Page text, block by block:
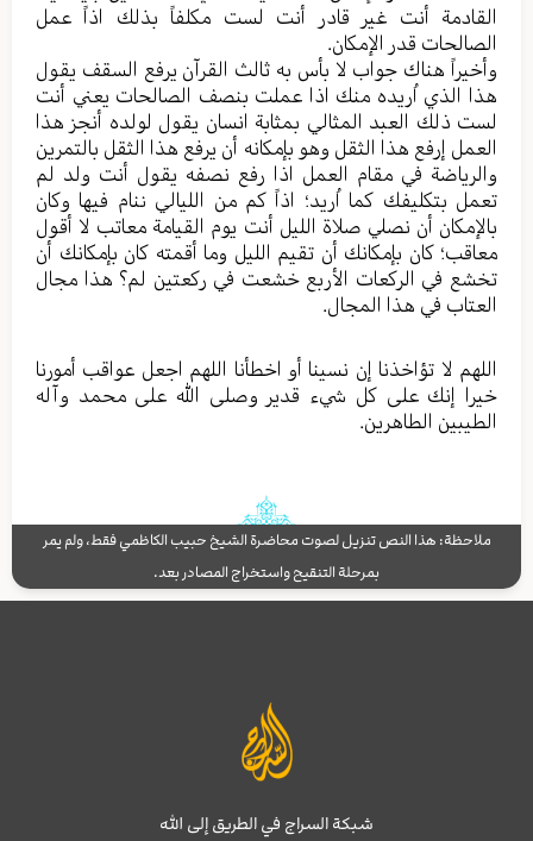
القادمة أنت غیر قادر أنت لست مکلفاً بذلك اذاً عمل
الصالحات قدر الإمکان.
وأخیراً هناك جواب لا بأس به ثالث القرآن یرفع السقف یقول
هذا الذي اُریده منك اذا عملت بنصف الصالحات یعني أنت
لست ذلك العبد المثالي بمثابة انسان یقول لولده أنجز هذا
العمل إرفع هذا الثقل وهو بإمکانه أن یرفع هذا الثقل بالتمرین
والریاضة في مقام العمل اذا رفع نصفه یقول أنت ولد لم
تعمل بتکلیفك کما اُرید؛ اذاً کم من اللیالي ننام فیها وکان
بالإمکان أن نصلي صلاة اللیل أنت یوم القیامة معاتب لا أقول
معاقب؛ کان بإمکانك أن تقیم اللیل وما أقمته کان بإمکانك أن
تخشع في الرکعات الأربع خشعت في رکعتین لم؟ هذا مجال
العتاب في هذا المجال.
اللهم لا تؤاخذنا إن نسینا أو اخطأنا اللهم اجعل عواقب أمورنا
خیرا إنك علی کل شيء قدیر وصلی الله علی محمد وآله
الطیبین الطاهرین.
ملاحظة: هذا النص تنزيل لصوت محاضرة الشيخ حبيب الكاظمي فقط، ولم يمر
بمرحلة التنقيح واستخراج المصادر بعد.
شبكة السراج في الطريق إلى الله